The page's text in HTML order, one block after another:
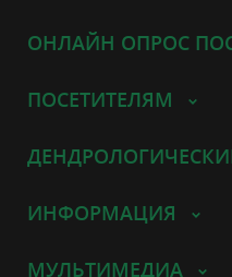
ОНЛАЙН ОПРОС
ПОСЕТИТЕЛЯМ
ИНФОРМАЦИЯ
МУЛЬТИМЕДИА